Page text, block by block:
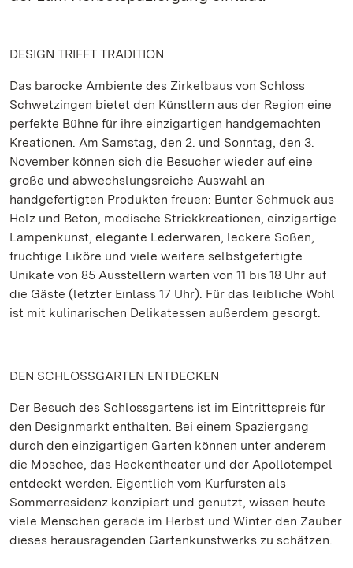
DESIGN TRIFFT TRADITION
Das barocke Ambiente des Zirkelbaus von Schloss
Schwetzingen bietet den Künstlern aus der Region eine
perfekte Bühne für ihre einzigartigen handgemachten
Kreationen. Am Samstag, den 2. und Sonntag, den 3.
November können sich die Besucher wieder auf eine
große und abwechslungsreiche Auswahl an
handgefertigten Produkten freuen: Bunter Schmuck aus
Holz und Beton, modische Strickkreationen, einzigartige
Lampenkunst, elegante Lederwaren, leckere Soßen,
fruchtige Liköre und viele weitere selbstgefertigte
Unikate von 85 Ausstellern warten von 11 bis 18 Uhr auf
die Gäste (letzter Einlass 17 Uhr). Für das leibliche Wohl
ist mit kulinarischen Delikatessen außerdem gesorgt.
DEN SCHLOSSGARTEN ENTDECKEN
Der Besuch des Schlossgartens ist im Eintrittspreis für
den Designmarkt enthalten. Bei einem Spaziergang
durch den einzigartigen Garten können unter anderem
die Moschee, das Heckentheater und der Apollotempel
entdeckt werden. Eigentlich vom Kurfürsten als
Sommerresidenz konzipiert und genutzt, wissen heute
viele Menschen gerade im Herbst und Winter den Zauber
dieses herausragenden Gartenkunstwerks zu schätzen.